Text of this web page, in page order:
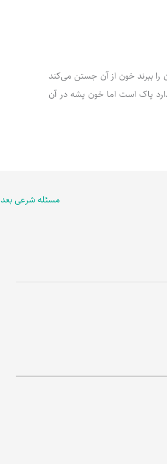
را ببرند خون از آن جستن می‌کند
پاک است اما خون پشه در آن
مسئله شرعی بعد